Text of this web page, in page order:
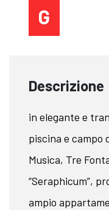
G
Descrizione
in elegante e
piscina e campo
Musica, Tre
“Seraphicum”,
ampio